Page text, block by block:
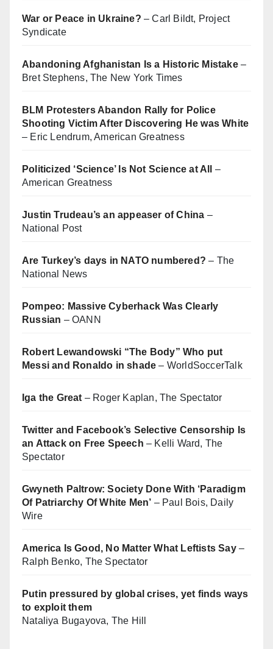
War or Peace in Ukraine? – Carl Bildt, Project
Syndicate
Abandoning Afghanistan Is a Historic Mistake–
Bret Stephens, The New York Times
BLM Protesters Abandon Rally for Police
Shooting Victim After Discovering He was White
– Eric Lendrum, American Greatness
Politicized ‘Science’ Is Not Science at All
–
American Greatness
Justin Trudeau’s an appeaser of China –
National Post
Are Turkey’s days in NATO numbered? – The
National News
Pompeo: Massive Cyberhack Was Clearly
Russian – OANN
Robert Lewandowski “The Body” Who put
Messi and Ronaldo in shade – WorldSoccerTalk
Iga the Great – Roger Kaplan, The Spectator
Twitter and Facebook’s Selective Censorship Is
an Attack on Free Speech – Kelli Ward, The
Spectator
Gwyneth Paltrow: Society Done With ‘Paradigm
Of Patriarchy Of White Men’ – Paul Bois, Daily
Wire
America Is Good, No Matter What Leftists Say–
Ralph Benko, The Spectator
Putin pressured by global crises, yet finds ways
to exploit them
Nataliya Bugayova, The Hill